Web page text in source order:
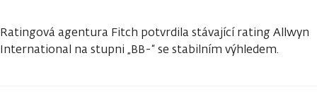
Ratingová agentura Fitch potvrdila stávající rating Allwyn
International na stupni „BB-“ se stabilním výhledem.